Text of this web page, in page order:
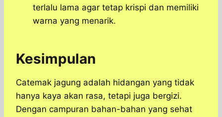
terlalu lama agar tetap krispi dan memiliki
warna yang menarik.
Kesimpulan
Catemak jagung adalah hidangan yang tidak
hanya kaya akan rasa, tetapi juga bergizi.
Dengan campuran bahan-bahan yang sehat